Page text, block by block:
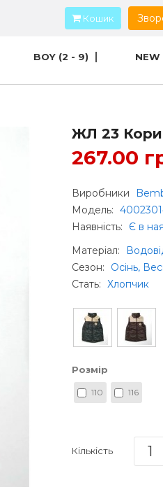
Кошик
BOY (2 - 9) NEW
ЖЛ 23
267.00
Виробники
Модель:
Наявність:
Є в
Матеріал:
Сезон:
Осінь,
Стать: Хлопчик
Розмір
110 116
Кількість